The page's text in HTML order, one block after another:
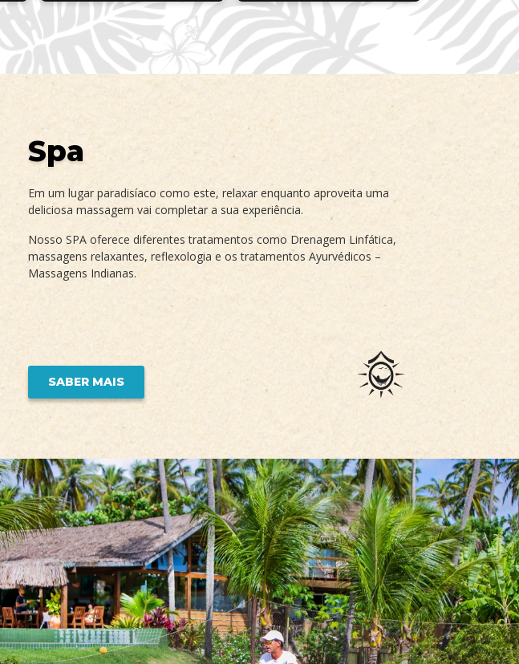
Spa
Em um lugar paradisíaco como este, relaxar enquanto aproveita uma
deliciosa massagem vai completar a sua experiência.
Nosso SPA oferece diferentes tratamentos como Drenagem Linfática,
massagens relaxantes, reflexologia e os tratamentos Ayurvédicos –
Massagens Indianas.
SABER MAIS